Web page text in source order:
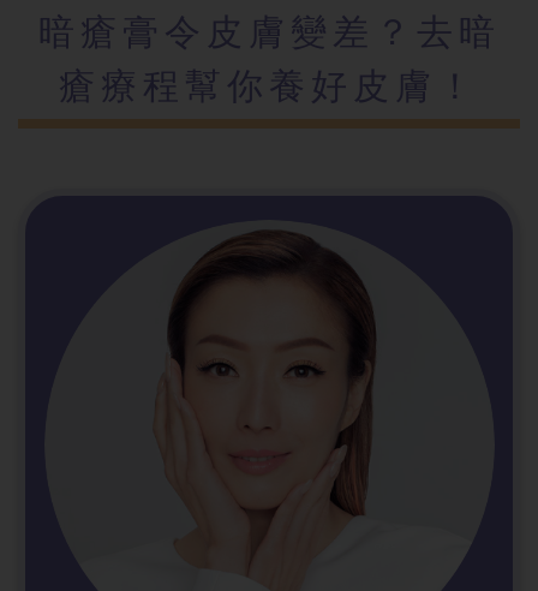
暗瘡膏令皮膚變差？去暗
瘡療程幫你養好皮膚！